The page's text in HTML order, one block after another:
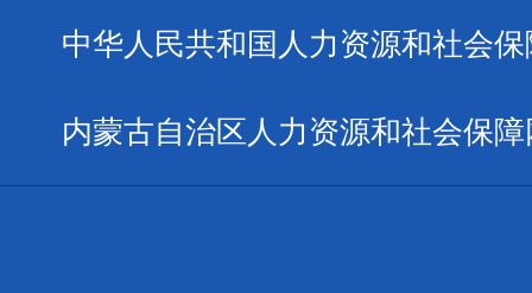
中华人民共和国人力资源和社会
内蒙古自治区人力资源和社会保障